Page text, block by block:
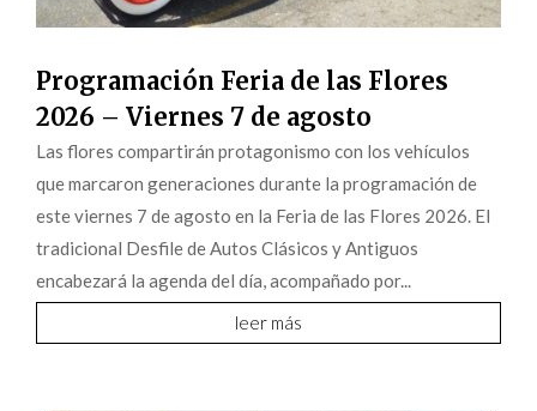
Programación Feria de las Flores
2026 – Viernes 7 de agosto
Las flores compartirán protagonismo con los vehículos
que marcaron generaciones durante la programación de
este viernes 7 de agosto en la Feria de las Flores 2026. El
tradicional Desfile de Autos Clásicos y Antiguos
encabezará la agenda del día, acompañado por...
leer más